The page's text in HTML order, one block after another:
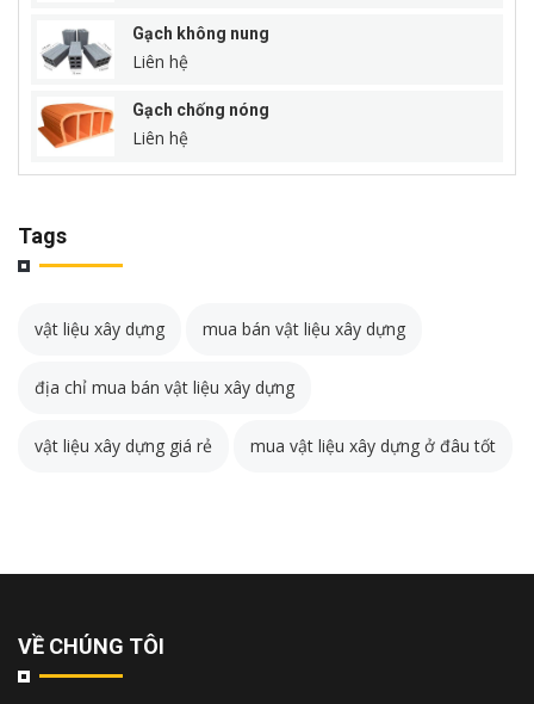
Gạch không nung
Liên hệ
Gạch chống nóng
Liên hệ
Tags
vật liệu xây dựng mua bán vật liệu xây dựng
địa chỉ mua bán vật liệu xây dựng
vật liệu xây dựng giá rẻ mua vật liệu xây dựng ở đâu tốt
VỀ CHÚNG TÔI